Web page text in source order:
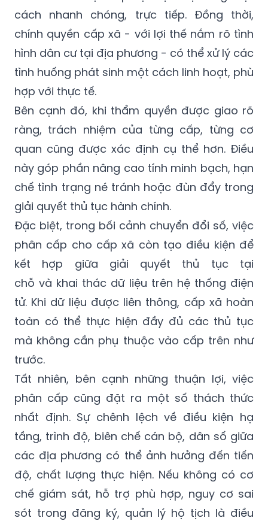
cách nhanh chóng, trực tiếp. Đồng thời,
chính quyền cấp xã - với lợi thế nắm rõ tình
hình dân cư tại địa phương - có thể xử lý các
tình huống phát sinh một cách linh hoạt, phù
hợp với thực tế.
Bên cạnh đó, khi thẩm quyền được giao rõ
ràng, trách nhiệm của từng cấp, từng cơ
quan cũng được xác định cụ thể hơn. Điều
này góp phần nâng cao tính minh bạch, hạn
chế tình trạng né tránh hoặc đùn đẩy trong
giải quyết thủ tục hành chính.
Đặc biệt, trong bối cảnh chuyển đổi số, việc
phân cấp cho cấp xã còn tạo điều kiện để
kết hợp giữa giải quyết thủ tục tại
chỗ và khai thác dữ liệu trên hệ thống điện
tử. Khi dữ liệu được liên thông, cấp xã hoàn
toàn có thể thực hiện đầy đủ các thủ tục
mà không cần phụ thuộc vào cấp trên như
trước.
Tất nhiên, bên cạnh những thuận lợi, việc
phân cấp cũng đặt ra một số thách thức
nhất định. Sự chênh lệch về điều kiện hạ
tầng, trình độ, biên chế cán bộ, dân số giữa
các địa phương có thể ảnh hưởng đến tiến
độ, chất lượng thực hiện. Nếu không có cơ
chế giám sát, hỗ trợ phù hợp, nguy cơ sai
sót trong đăng ký, quản lý hộ tịch là điều